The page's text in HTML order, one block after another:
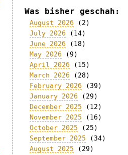
Was bisher geschah:
August 2026 (2)
July 2026 (14)
June 2026 (18)
May 2026 (9)
April 2026 (15)
March 2026 (28)
February 2026 (39)
January 2026 (29)
December 2025 (12)
November 2025 (16)
October 2025 (25)
September 2025 (34)
August 2025 (29)